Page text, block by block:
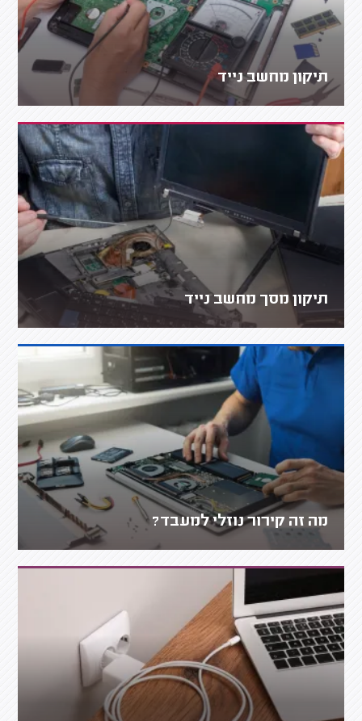
תיקון מחשב נייד
תיקון מסך מחשב נייד
מה זה קירור נוזלי למעבד?